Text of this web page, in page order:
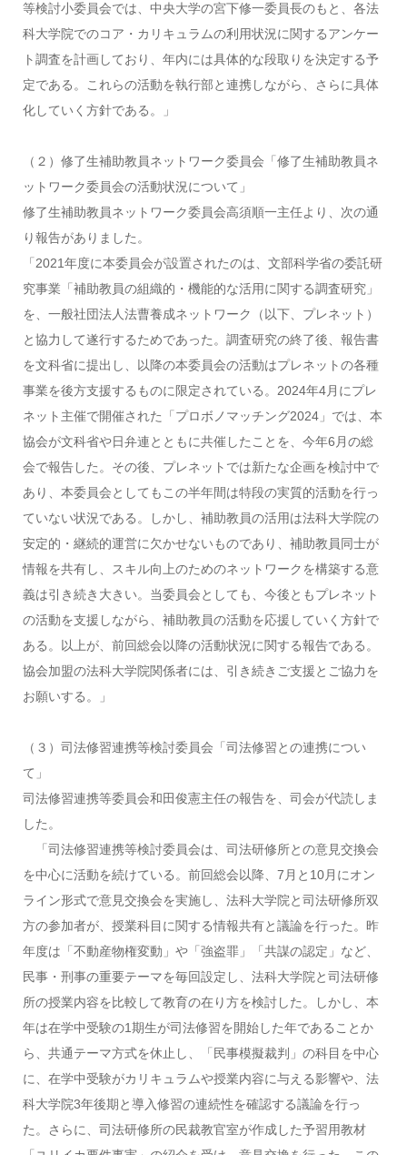
等検討小委員会では、中央大学の宮下修一委員長のもと、各法
科大学院でのコア・カリキュラムの利用状況に関するアンケー
ト調査を計画しており、年内には具体的な段取りを決定する予
定である。これらの活動を執行部と連携しながら、さらに具体
化していく方針である。」
（２）修了生補助教員ネットワーク委員会「修了生補助教員ネ
ットワーク委員会の活動状況について」
修了生補助教員ネットワーク委員会高須順一主任より、次の通
り報告がありました。
「2021年度に本委員会が設置されたのは、文部科学省の委託研
究事業「補助教員の組織的・機能的な活用に関する調査研究」
を、一般社団法人法曹養成ネットワーク（以下、プレネット）
と協力して遂行するためであった。調査研究の終了後、報告書
を文科省に提出し、以降の本委員会の活動はプレネットの各種
事業を後方支援するものに限定されている。2024年4月にプレ
ネット主催で開催された「プロボノマッチング2024」では、本
協会が文科省や日弁連とともに共催したことを、今年6月の総
会で報告した。その後、プレネットでは新たな企画を検討中で
あり、本委員会としてもこの半年間は特段の実質的活動を行っ
ていない状況である。しかし、補助教員の活用は法科大学院の
安定的・継続的運営に欠かせないものであり、補助教員同士が
情報を共有し、スキル向上のためのネットワークを構築する意
義は引き続き大きい。当委員会としても、今後ともプレネット
の活動を支援しながら、補助教員の活動を応援していく方針で
ある。以上が、前回総会以降の活動状況に関する報告である。
協会加盟の法科大学院関係者には、引き続きご支援とご協力を
お願いする。」
（３）司法修習連携等検討委員会「司法修習との連携につい
て」
司法修習連携等委員会和田俊憲主任の報告を、司会が代読しま
した。
「司法修習連携等検討委員会は、司法研修所との意見交換会
を中心に活動を続けている。前回総会以降、7月と10月にオン
ライン形式で意見交換会を実施し、法科大学院と司法研修所双
方の参加者が、授業科目に関する情報共有と議論を行った。昨
年度は「不動産物権変動」や「強盗罪」「共謀の認定」など、
民事・刑事の重要テーマを毎回設定し、法科大学院と司法研修
所の授業内容を比較して教育の在り方を検討した。しかし、本
年は在学中受験の1期生が司法修習を開始した年であることか
ら、共通テーマ方式を休止し、「民事模擬裁判」の科目を中心
に、在学中受験がカリキュラムや授業内容に与える影響や、法
科大学院3年後期と導入修習の連続性を確認する議論を行っ
た。さらに、司法研修所の民裁教官室が作成した予習用教材